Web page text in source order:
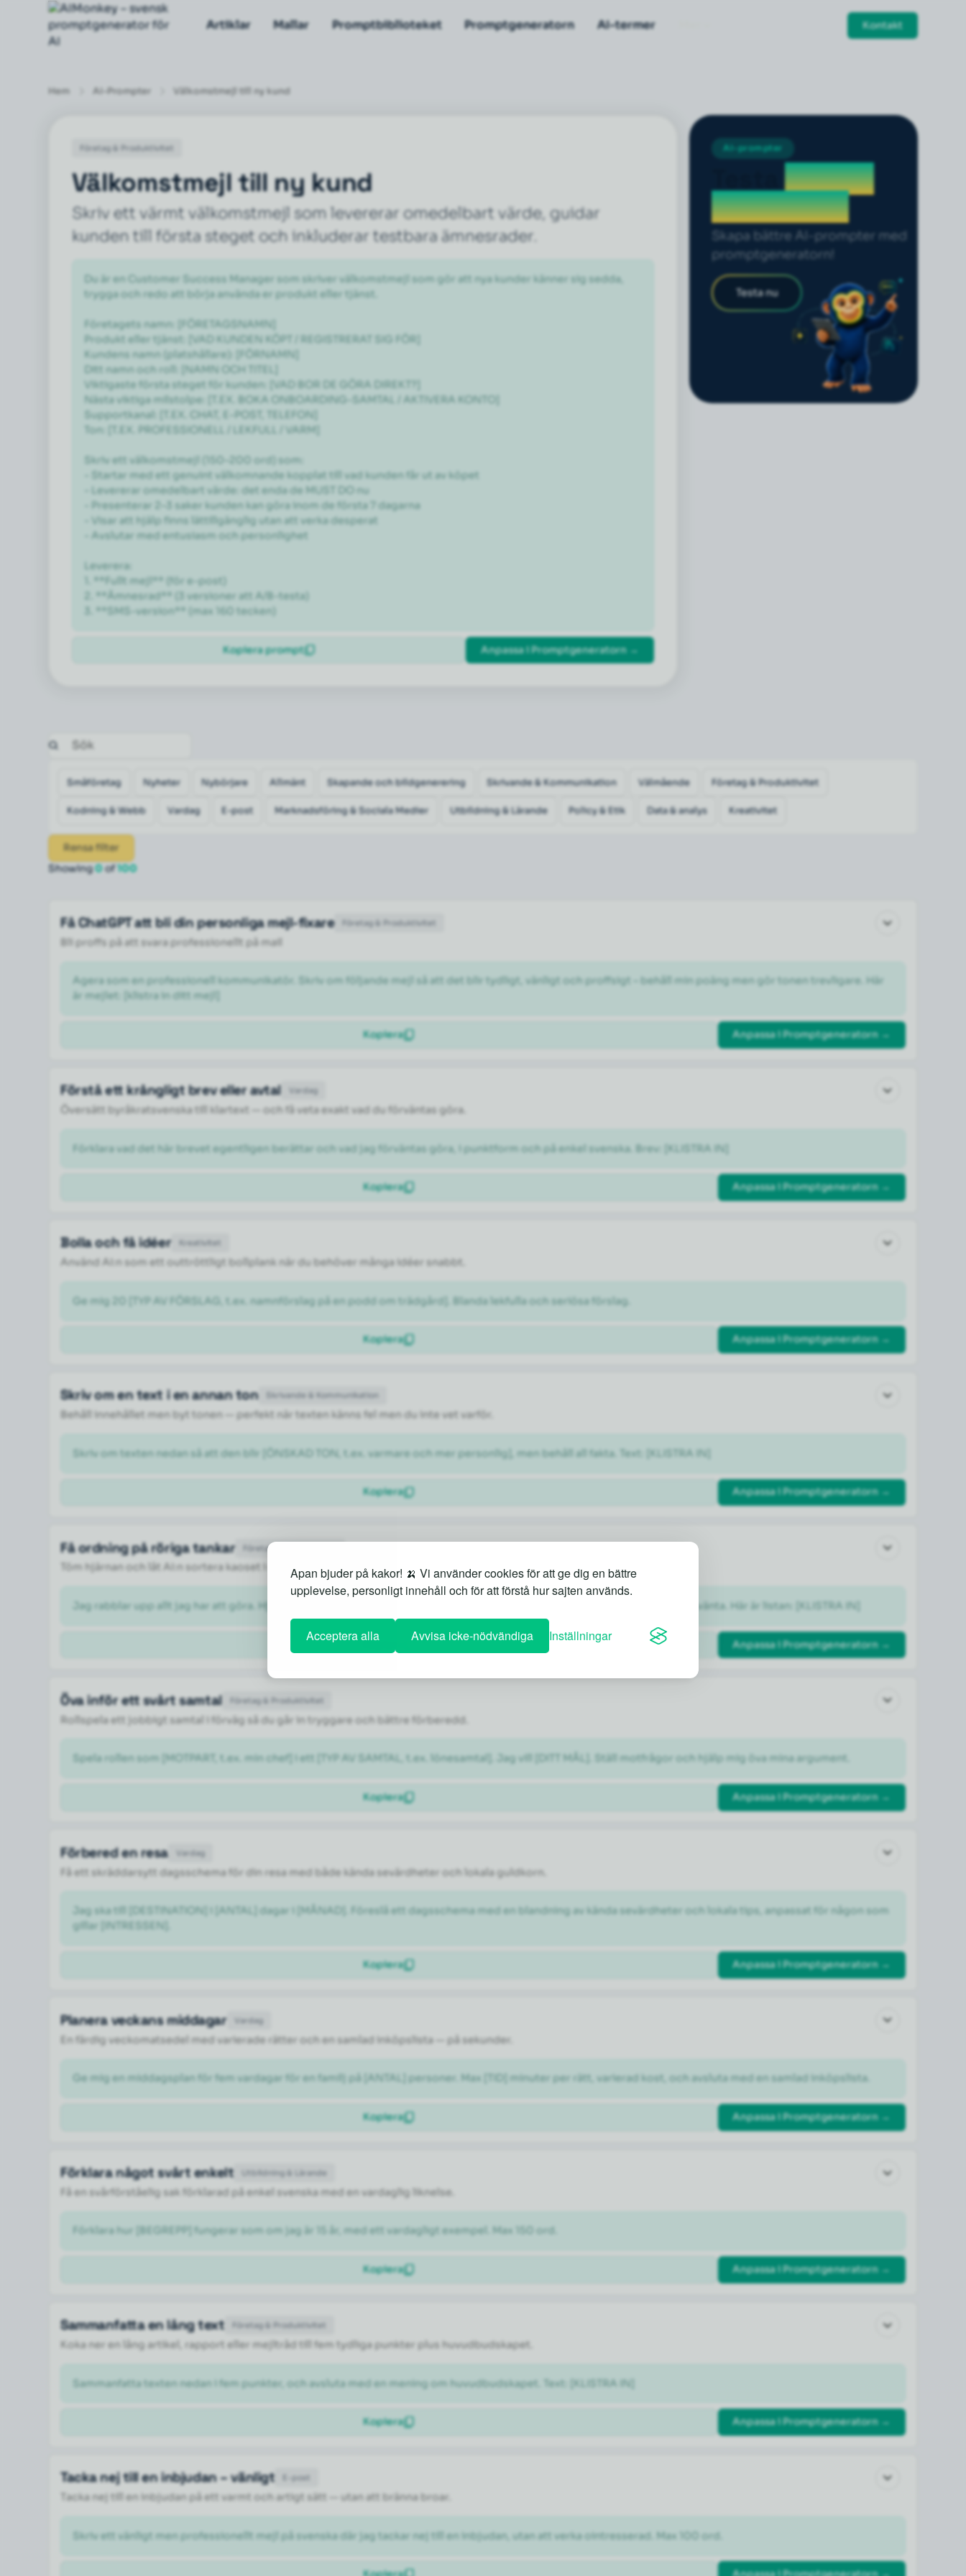
Apan bjuder på kakor! 🍌 Vi använder cookies för att ge dig en bättre
upplevelse, personligt innehåll och för att förstå hur sajten används.
Acceptera alla Avvisa icke-nödvändiga Inställningar
Artiklar Mallar Promptbiblioteket Promptgeneratorn AI-termer Kontakt
Hem AI-Prompter Välkomstmejl till ny kund
Företag & Produktivitet
Välkomstmejl till ny kund
Skriv ett värmt välkomstmejl som levererar omedelbart värde, guidar
kunden till första steget och inkluderar testbara ämnesrader.
Du är en Customer Success Manager som skriver välkomstmejl som gör att nya kunder känner sig sedda,
trygga och redo att börja använda er produkt eller tjänst.
Företagets namn: [FÖRETAGSNAMN]
Produkt eller tjänst: [VAD KUNDEN KÖPT / REGISTRERAT SIG FÖR]
Kundens namn (platshållare): [FÖRNAMN]
Ditt namn och roll: [NAMN OCH TITEL]
Viktigaste första steget för kunden: [VAD BOR DE GÖRA DIREKT?]
Nästa viktiga milstolpe: [T.EX. BOKA ONBOARDING-SAMTAL / AKTIVERA KONTO]
Supportkanal: [T.EX. CHAT, E-POST, TELEFON]
Ton: [T.EX. PROFESSIONELL / LEKFULL / VARM]
Skriv ett välkomstmejl (150–200 ord) som:
- Startar med ett genuint välkomnande kopplat till vad kunden får ut av köpet
- Levererar omedelbart värde: det enda de MUST DO nu
- Presenterar 2–3 saker kunden kan göra inom de första 7 dagarna
- Visar att hjälp finns lättillgänglig utan att verka desperat
- Avslutar med entusiasm och personlighet
Leverera:
1. **Fullt mejl** (för e-post)
2. **Ämnesrad** (3 versioner att A/B-testa)
3. **SMS-version** (max 160 tecken)
Kopiera prompt Anpassa i Promptgeneratorn →
AI-prompter
Testaprompt
generatorn
Skapa bättre AI-prompter med
promptgeneratorn!
Testa nu
Småföretag Nyheter Nybörjare Allmänt Skapande och bildgenerering Skrivande & Kommunikation Välmående Företag & Produktivitet
Kodning & Webb Vardag E-post Marknadsföring & Sociala Medier Utbildning & Lärande Policy & Etik Data & analys Kreativitet
Rensa filter
Showing0of100
Företag & Produktivitet
Få ChatGPT att bli din personliga mejl-fixare
Bli proffs på att svara professionellt på mail
Agera som en professionell kommunikatör. Skriv om följande mejl så att det blir tydligt, vänligt och proffsigt – behåll min poäng men gör tonen trevligare. Här
är mejlet: [klistra in ditt mejl]
Kopiera Anpassa i Promptgeneratorn →
Vardag
Förstå ett krångligt brev eller avtal
Översätt byråkratsvenska till klartext — och få veta exakt vad du förväntas göra.
Förklara vad det här brevet egentligen berättar och vad jag förväntas göra, i punktform och på enkel svenska. Brev: [KLISTRA IN]
Kopiera Anpassa i Promptgeneratorn →
Kreativitet
Bolla och få idéer
Använd AI:n som ett outtröttligt bollplank när du behöver många idéer snabbt.
Ge mig 20 [TYP AV FÖRSLAG, t.ex. namnförslag på en podd om trädgård]. Blanda lekfulla och seriösa förslag.
Kopiera Anpassa i Promptgeneratorn →
Skrivande & Kommunikation
Skriv om en text i en annan ton
Behåll innehållet men byt tonen — perfekt när texten känns fel men du inte vet varför.
Skriv om texten nedan så att den blir [ÖNSKAD TON, t.ex. varmare och mer personlig], men behåll all fakta. Text: [KLISTRA IN]
Kopiera Anpassa i Promptgeneratorn →
Företag & Produktivitet
Få ordning på röriga tankar
Töm hjärnan och låt AI:n sortera kaoset i en prioriterad lista du faktiskt kan jobba efter.
Jag rabblar upp allt jag har att göra. Hjälp mig sortera det i en prioriterad lista med tre nivåer: brådskande, viktigt och kan vänta. Här är listan: [KLISTRA IN]
Anpassa i Promptgeneratorn →
Företag & Produktivitet
Öva inför ett svårt samtal
Rollspela ett jobbigt samtal i förväg så du går in tryggare och bättre förberedd.
Spela rollen som [MOTPART, t.ex. min chef] i ett [TYP AV SAMTAL, t.ex. lönesamtal]. Jag vill [DITT MÅL]. Ställ motfrågor och hjälp mig öva mina argument.
Kopiera Anpassa i Promptgeneratorn →
Vardag
Förbered en resa
Få ett skräddarsytt dagsschema för din resa med både kända sevärdheter och lokala guldkorn.
Jag ska till [DESTINATION] i [ANTAL] dagar i [MÅNAD]. Föreslå ett dagsschema med en blandning av kända sevärdheter och lokala tips, anpassat för någon som
gillar [INTRESSEN].
Kopiera Anpassa i Promptgeneratorn →
Vardag
Planera veckans middagar
En färdig veckomatsedel med varierade rätter och en samlad inköpslista — på sekunder.
Ge mig en middagsplan för fem vardagar för en familj på [ANTAL] personer. Max [TID] minuter per rätt, varierad kost, och avsluta med en samlad inköpslista.
Kopiera Anpassa i Promptgeneratorn →
Utbildning & Lärande
Förklara något svårt enkelt
Få en svårförståelig sak förklarad på enkel svenska med en vardaglig liknelse.
Förklara hur [BEGREPP] fungerar som om jag är 15 år, med ett vardagligt exempel. Max 150 ord.
Kopiera Anpassa i Promptgeneratorn →
Företag & Produktivitet
Sammanfatta en lång text
Koka ner en lång artikel, rapport eller mejltråd till fem tydliga punkter plus huvudbudskapet.
Sammanfatta texten nedan i fem punkter, och avsluta med en mening om huvudbudskapet. Text: [KLISTRA IN]
Kopiera Anpassa i Promptgeneratorn →
E-post
Tacka nej till en inbjudan – vänligt
Tacka nej till en inbjudan på ett varmt och artigt sätt — utan att bränna broar.
Skriv ett vänligt men professionellt mejl på svenska där jag tackar nej till en inbjudan, utan att verka ointresserad. Max 100 ord.